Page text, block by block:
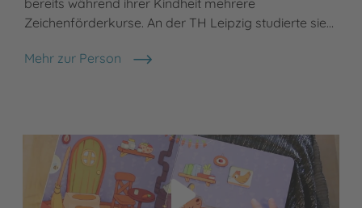
Zeichenförderkurse. An der TH Leipzig studierte sie…
Mehr zur Person
Birgit Heil
Video abspielen